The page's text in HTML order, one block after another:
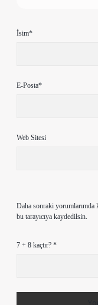
İsim*
E-Posta*
Web Sitesi
Daha sonraki yorumlarımda
bu tarayıcıya kaydedilsin.
7 + 8 kaçtır? *